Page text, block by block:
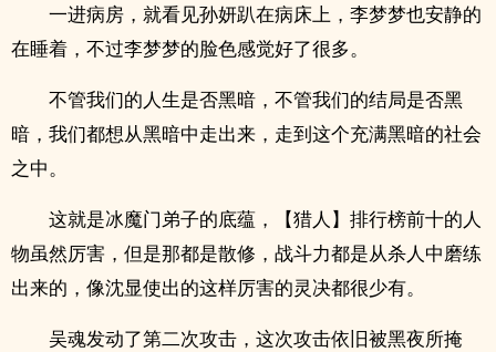
一进病房，就看见孙妍趴在病床上，李梦梦也安静的
在睡着，不过李梦梦的脸色感觉好了很多。
不管我们的人生是否黑暗，不管我们的结局是否黑
暗，我们都想从黑暗中走出来，走到这个充满黑暗的社会
之中。
这就是冰魔门弟子的底蕴，【猎人】排行榜前十的人
物虽然厉害，但是那都是散修，战斗力都是从杀人中磨练
出来的，像沈显使出的这样厉害的灵决都很少有。
吴魂发动了第二次攻击，这次攻击依旧被黑夜所掩